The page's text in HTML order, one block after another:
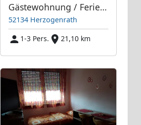
Gästewohnung / Ferienwohnung Hoberg
52134 Herzogenrath
1-3 Pers.
21,10 km